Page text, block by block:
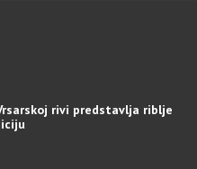
rivi predstavlja riblje